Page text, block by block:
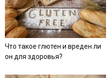
Что такое глютен и вреден ли
он для здоровья?